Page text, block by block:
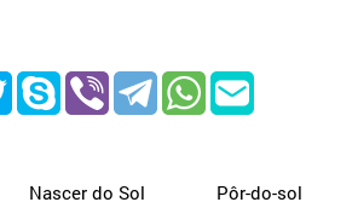
Nascer do Sol Pôr-do-sol